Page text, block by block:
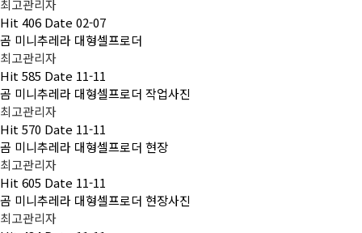
최고관리자
Hit 406 Date 02-07
곰 미니추레라 대형셀프로더
최고관리자
Hit 585 Date 11-11
곰 미니추레라 대형셀프로더 작업사진
최고관리자
Hit 570 Date 11-11
곰 미니추레라 대형셀프로더 현장
최고관리자
Hit 605 Date 11-11
곰 미니추레라 대형셀프로더 현장사진
최고관리자